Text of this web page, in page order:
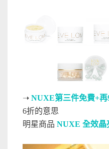
➝ NUXE第三件免費+再
6折的意思
明星商品 NUXE 全效晶